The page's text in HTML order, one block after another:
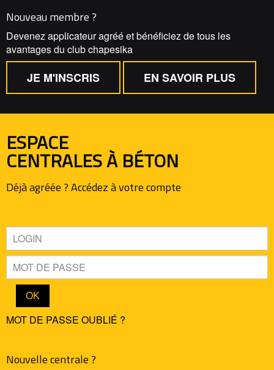
Nouveau membre ?
Devenez applicateur agréé et bénéficiez de tous les
avantages du club chapesika
JE M'INSCRIS EN SAVOIR PLUS
ESPACE
CENTRALES À BÉTON
Déjà agréée ? Accédez à votre compte
MOT DE PASSE OUBLIÉ ?
Nouvelle centrale ?